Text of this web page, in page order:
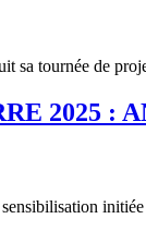
sa tournée de
2025 :